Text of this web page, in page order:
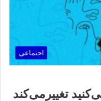
اجتماعی
تغییر‌می‌کند